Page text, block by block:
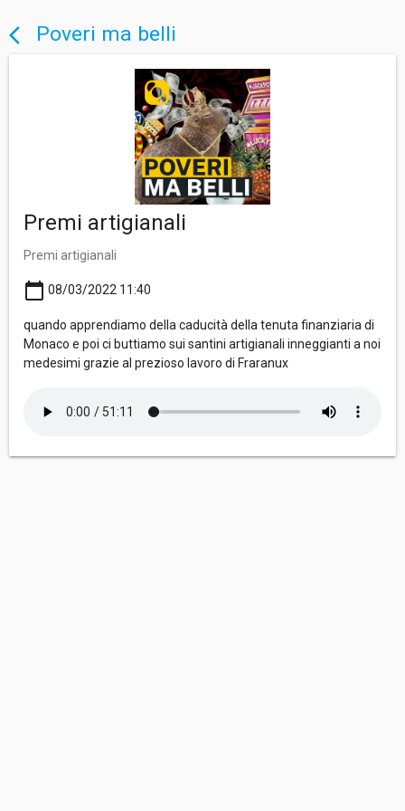
arrow_back_ios Poveri ma belli
Premi artigianali
Premi artigianali
calendar_today 08/03/2022 11:40
quando apprendiamo della caducità della tenuta finanziaria di
Monaco e poi ci buttiamo sui santini artigianali inneggianti a noi
medesimi grazie al prezioso lavoro di Fraranux